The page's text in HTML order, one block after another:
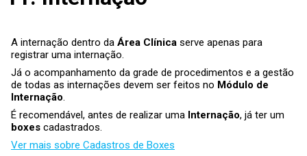
A internação dentro da Área Clínica serve apenas para
registrar uma internação.
Já o acompanhamento da grade de procedimentos e a gestão
de todas as internações devem ser feitos no Módulo de
Internação.
É recomendável, antes de realizar uma Internação, já ter um
boxes cadastrados.
Ver mais sobre Cadastros de Boxes